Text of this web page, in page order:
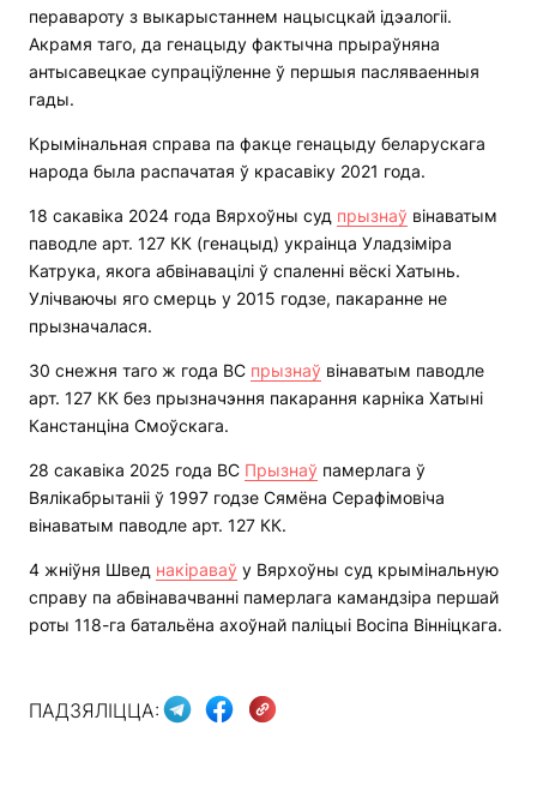
перавароту з выкарыстаннем нацысцкай ідэалогіі.
Акрамя таго, да генацыду фактычна прыраўняна
антысавецкае супраціўленне ў першыя пасляваенныя
гады.
Крымінальная справа па факце генацыду беларускага
народа была распачатая ў красавіку 2021 года.
18 сакавіка 2024 года Вярхоўны суд прызнаў вінаватым
паводле арт. 127 КК (генацыд) украінца Уладзіміра
Катрука, якога абвінавацілі ў спаленні вёскі Хатынь.
Улічваючы яго смерць у 2015 годзе, пакаранне не
прызначалася.
30 снежня таго ж года ВС прызнаў вінаватым паводле
арт. 127 КК без прызначэння пакарання карніка Хатыні
Канстанціна Смоўскага.
28 сакавіка 2025 года ВС Прызнаў памерлага ў
Вялікабрытаніі ў 1997 годзе Сямёна Серафімовіча
вінаватым паводле арт. 127 КК.
4 жніўня Швед накіраваў у Вярхоўны суд крымінальную
справу па абвінавачванні памерлага камандзіра першай
роты 118-га батальёна ахоўнай паліцыі Восіпа Вінніцкага.
ПАДЗЯЛІЦЦА: